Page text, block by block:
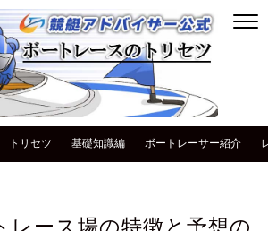
トリセツ 基礎知識編 ボートレーサー紹介